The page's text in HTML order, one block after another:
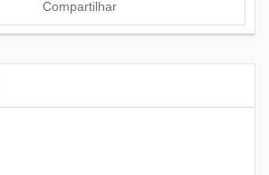
Compartilhar